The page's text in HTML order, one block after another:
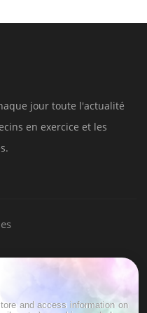
jour toute l'actualité
en exercice et les
and access information on